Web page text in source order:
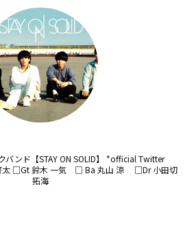
バンド【STAY ON SOLID】 *official Twitter
鈴木 一気　□ Ba 丸山 涼 　□Dr 小田切
拓海